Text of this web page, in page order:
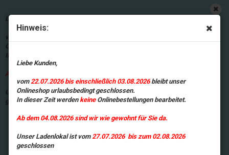
Hinweis:
Liebe Kunden,
vom22.07.2026 bis einschließlich 03.08.2026bleibt unser
Onlineshop urlaubsbedingt geschlossen.
In dieser Zeit werdenkeine Onlinebestellungen bearbeitet.
Ab dem 04.08.2026 sind wir wie gewohnt für Sie da.
Unser Ladenlokal ist vom27.07.2026 bis zum 02.08.2026
geschlossen
Liebe Kunden,
vom
Onlineshop urlaubsbedingt geschlossen.
In dieser Zeit werden
Ab dem 04.08.2026 sind wir wie gewohnt für Sie da.
Unser Ladenlokal ist vom27.07.2026 bis zum 02.08.2026
geschlossen
dieser Website zu analysieren.
Informationen zur Nutzung unserer
Website werden daher an Google
übermittelt. Mit der Nutzung unserer
Website erklären Sie sich damit
einverstanden, dass wir Cookies